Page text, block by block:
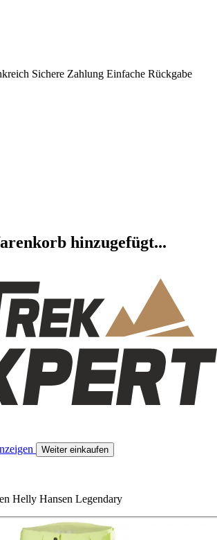
Sichere Zahlung Einfache Rückgabe
hinzugefügt...
Weiter einkaufen
Helly Hansen Legendary